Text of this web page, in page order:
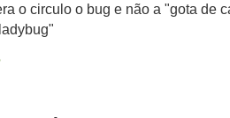
o circulo o bug e não a "gota de